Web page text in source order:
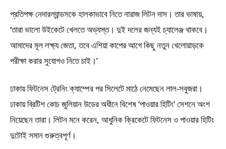
প্রতিপক্ষ নেদারল্যান্ডসকে হালকাভাবে নিতে নারাজ লিটন দাস। তার ভাষায়,
‘তারা ভালো উইকেটে খেলতে অভ্যস্ত। দুই দলের জন্যই চ্যালেঞ্জ থাকবে।
আমাদের মূল লক্ষ্য জেতা, তবে এশিয়া কাপের আগে কিছু নতুন খেলোয়াড়কে
পরীক্ষা করার সুযোগও নিতে চাই।’
ঢাকায় ফিটনেস ট্রেনিং ক্যাম্পের পর সিলেটে মাঠে নেমেছেন লাল-সবুজরা।
ঢাকায় ব্রিটিশ কোচ জুলিয়ান উডের অধীনে বিশেষ ‘পাওয়ার হিটিং’ সেশনে অংশ
নিয়েছেন তারা। লিটন মনে করেন, আধুনিক ক্রিকেটে ফিটনেস ও পাওয়ার হিটিং
দুটোই সমান গুরুত্বপূর্ণ।